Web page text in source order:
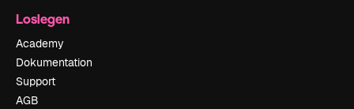
Loslegen
Academy
Dokumentation
Support
AGB